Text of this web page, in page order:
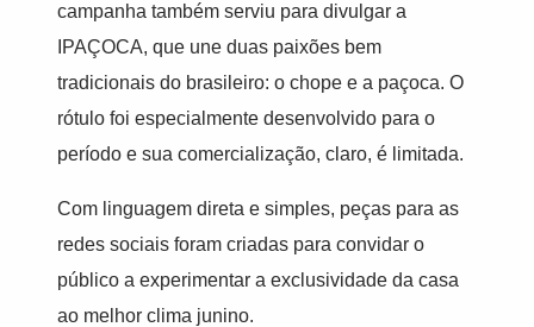
campanha também serviu para divulgar a
IPAÇOCA, que une duas paixões bem
tradicionais do brasileiro: o chope e a paçoca. O
rótulo foi especialmente desenvolvido para o
período e sua comercialização, claro, é limitada.
Com linguagem direta e simples, peças para as
redes sociais foram criadas para convidar o
público a experimentar a exclusividade da casa
ao melhor clima junino.